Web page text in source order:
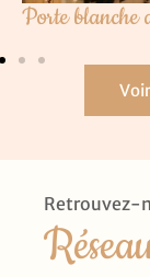
Porte blanche
Retrouvez-